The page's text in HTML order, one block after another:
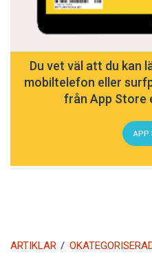
Du vet väl att du kan
mobiltelefon eller
från App Store
APP
ARTIKLAR